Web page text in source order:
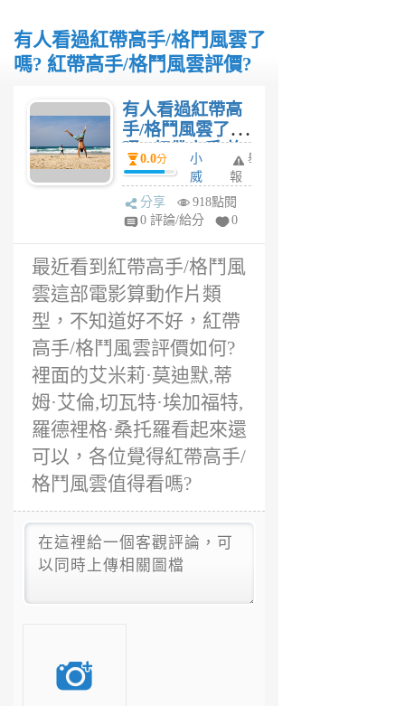
有人看過紅帶高手/格鬥風雲了
嗎? 紅帶高手/格鬥風雲評價?
有人看過紅帶高
手/格鬥風雲了
嗎? 紅帶高手/格
鬥風雲評價?
0.0分
小
威
6
年
舉
報
分享
918點閱
0 評論/給分
0
最近看到紅帶高手/格鬥風
雲這部電影算動作片類
型，不知道好不好，紅帶
高手/格鬥風雲評價如何?
裡面的艾米莉·莫迪默,蒂
姆·艾倫,切瓦特·埃加福特,
羅德裡格·桑托羅看起來還
可以，各位覺得紅帶高手/
格鬥風雲值得看嗎?